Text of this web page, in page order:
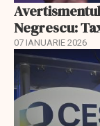
Negrescu:
07 IANUARIE 2026